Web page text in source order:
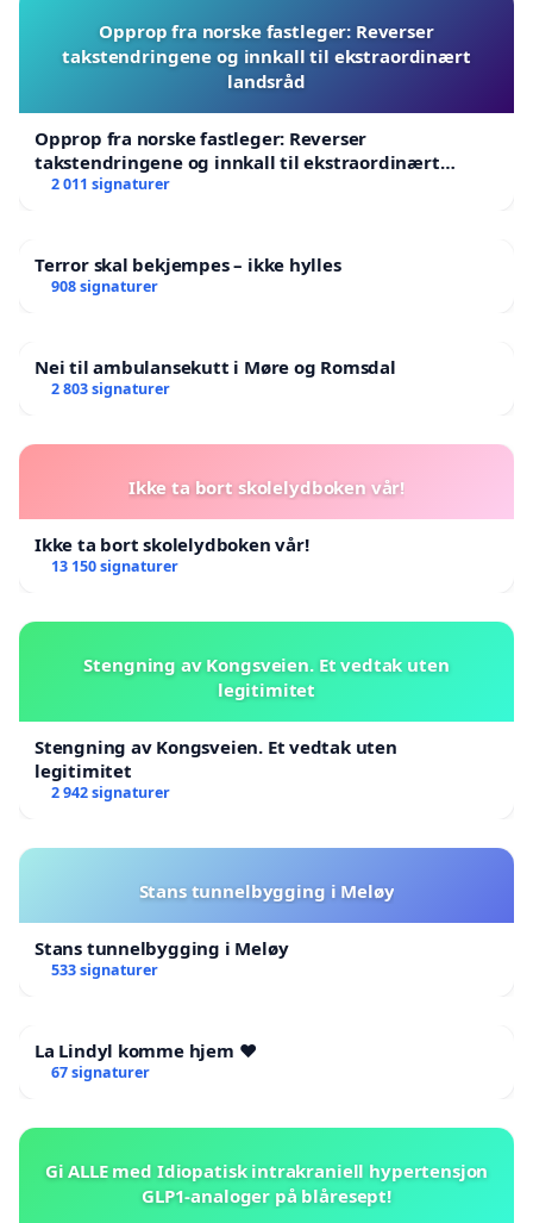
Opprop fra norske fastleger: Reverser
takstendringene og innkall til ekstraordinært
landsråd
Opprop fra norske fastleger: Reverser
takstendringene og innkall til ekstraordinært
landsråd
2 011 signaturer
Terror skal bekjempes – ikke hylles
908 signaturer
Nei til ambulansekutt i Møre og Romsdal
2 803 signaturer
Ikke ta bort skolelydboken vår!
Ikke ta bort skolelydboken vår!
13 150 signaturer
Stengning av Kongsveien. Et vedtak uten
legitimitet
Stengning av Kongsveien. Et vedtak uten
legitimitet
2 942 signaturer
Stans tunnelbygging i Meløy
Stans tunnelbygging i Meløy
533 signaturer
La Lindyl komme hjem ❤️
67 signaturer
Gi ALLE med Idiopatisk intrakraniell hypertensjon
GLP1-analoger på blåresept!